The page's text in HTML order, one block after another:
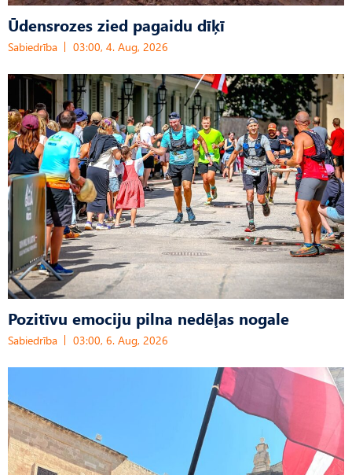
Ūdensrozes zied pagaidu dīķī
Sabiedrība 03:00, 4. Aug, 2026
Pozitīvu emociju pilna nedēļas nogale
Sabiedrība 03:00, 6. Aug, 2026